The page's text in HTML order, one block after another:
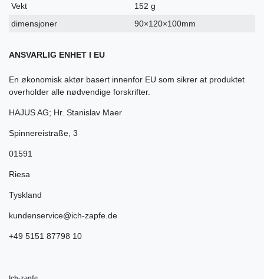
Vekt
152 g
dimensjoner
90×120×100mm
ANSVARLIG ENHET I EU
En økonomisk aktør basert innenfor EU som sikrer at produktet
overholder alle nødvendige forskrifter.
HAJUS AG; Hr. Stanislav Maer
Spinnereistraße 3
01591
Riesa
Tyskland
kundenservice@ich-zapfe.de
+49 5151 87798 10